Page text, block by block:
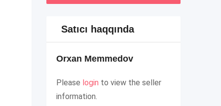
Satıcı haqqında
Orxan Memmedov
Please login to view the seller
information.